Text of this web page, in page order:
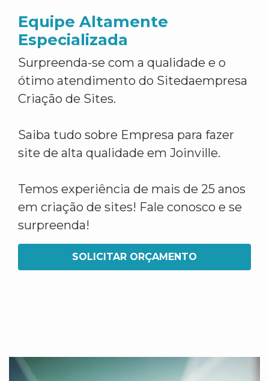
Equipe Altamente
Especializada
Surpreenda-se com a qualidade e o
ótimo atendimento do Sitedaempresa
Criação de Sites.
Saiba tudo sobre Empresa para fazer
site de alta qualidade em Joinville.
Temos experiência de mais de 25 anos
em criação de sites! Fale conosco e se
surpreenda!
SOLICITAR ORÇAMENTO